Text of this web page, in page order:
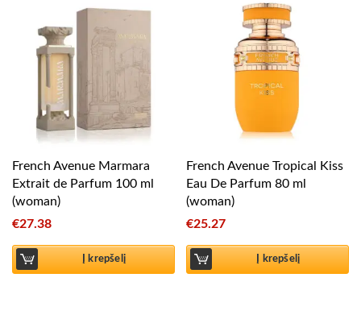
French Avenue Marmara
Extrait de Parfum 100 ml
(woman)
€27.38
Į krepšelį
French Avenue Tropical Kiss
Eau De Parfum 80 ml
(woman)
€25.27
Į krepšelį